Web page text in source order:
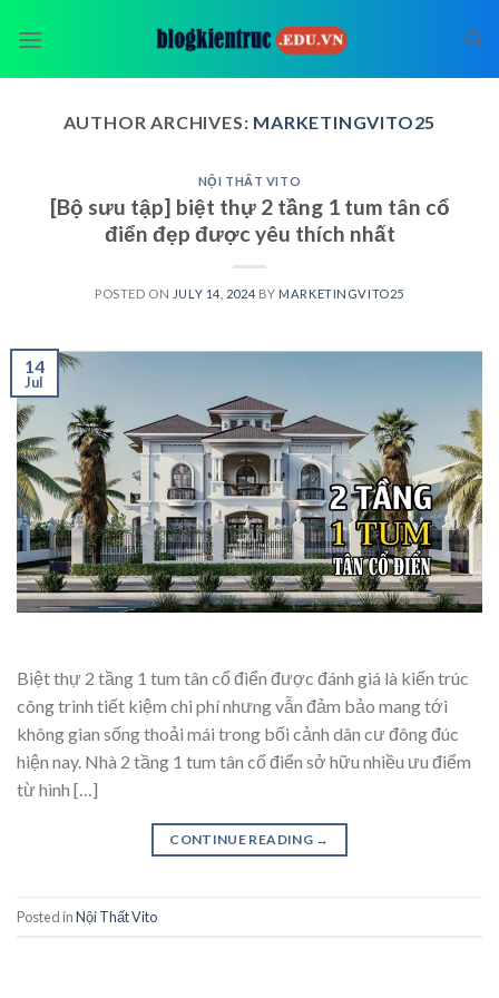
AUTHOR ARCHIVES: MARKETINGVITO25
NỘI THẤT VITO
[Bộ sưu tập] biệt thự 2 tầng 1 tum tân cổ
điển đẹp được yêu thích nhất
POSTED ON JULY 14, 2024 BY MARKETINGVITO25
14
Jul
Biệt thự 2 tầng 1 tum tân cổ điển được đánh giá là kiến trúc
công trình tiết kiệm chi phí nhưng vẫn đảm bảo mang tới
không gian sống thoải mái trong bối cảnh dân cư đông đúc
hiện nay. Nhà 2 tầng 1 tum tân cổ điển sở hữu nhiều ưu điểm
từ hình […]
CONTINUE READING →
Posted inNội Thất Vito